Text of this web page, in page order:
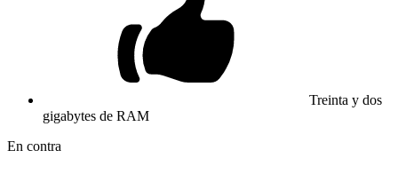
Treinta y dos
gigabytes de RAM
En contra